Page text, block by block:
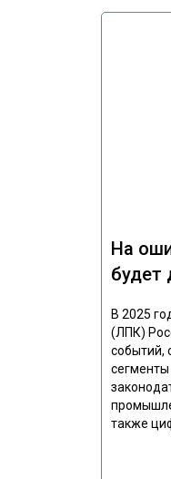
На
будет
В 2025
(ЛПК)
событий,
также